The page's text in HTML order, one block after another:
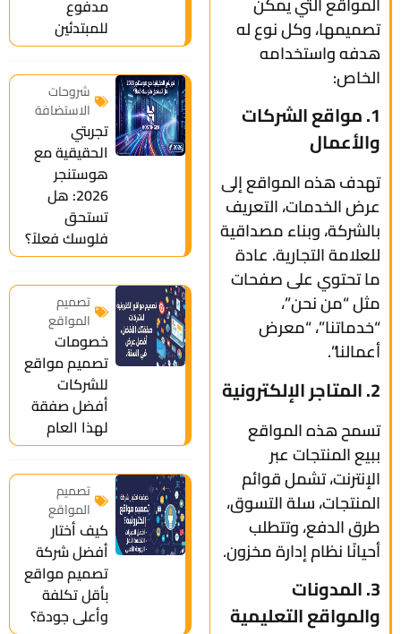
تصميمها، وكل نوع له
هدفه واستخدامه
الخاص:
1. مواقع الشركات
والأعمال
تهدف هذه المواقع إلى
عرض الخدمات، التعريف
بالشركة، وبناء مصداقية
للعلامة التجارية. عادة
ما تحتوي على صفحات
مثل “من نحن”،
“خدماتنا”، “معرض
أعمالنا”.
2. المتاجر الإلكترونية
تسمح هذه المواقع
ببيع المنتجات عبر
الإنترنت، تشمل قوائم
المنتجات، سلة التسوق،
طرق الدفع، وتتطلب
أحيانًا نظام إدارة مخزون.
3. المدونات
والمواقع التعليمية
مدفوع
للمبتدئين
شروحات
الاستضافة
تجربتي
الحقيقية مع
هوستنجر
2026: هل
تستحق
فلوسك فعلاً؟
تصميم
المواقع
خصومات
تصميم مواقع
للشركات
أفضل صفقة
لهذا العام
تصميم
المواقع
كيف أختار
أفضل شركة
تصميم مواقع
بأقل تكلفة
وأعلى جودة؟